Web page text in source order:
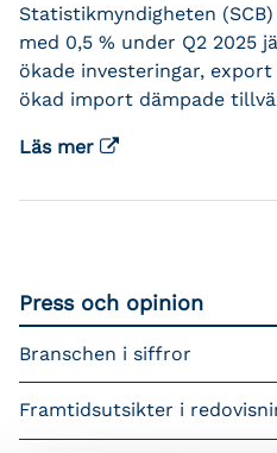
Statistikmyndigheten
med 0,5 % under Q2 2025
ökade investeringar,
ökad import dämpade
Läs mer
Press och opinion
Branschen i siffror
Framtidsutsikter i